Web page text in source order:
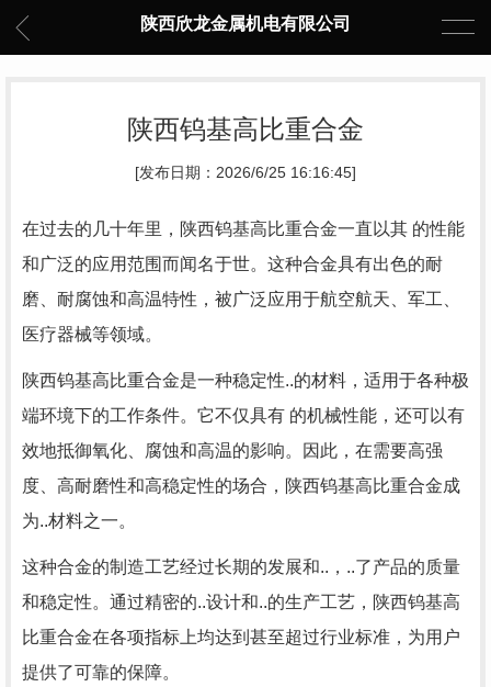
陕西欣龙金属机电有限公司
陕西钨基高比重合金
[发布日期：2026/6/25 16:16:45]
在过去的几十年里，陕西钨基高比重合金一直以其 的性能
和广泛的应用范围而闻名于世。这种合金具有出色的耐
磨、耐腐蚀和高温特性，被广泛应用于航空航天、军工、
医疗器械等领域。
陕西钨基高比重合金是一种稳定性..的材料，适用于各种极
端环境下的工作条件。它不仅具有 的机械性能，还可以有
效地抵御氧化、腐蚀和高温的影响。因此，在需要高强
度、高耐磨性和高稳定性的场合，陕西钨基高比重合金成
为..材料之一。
这种合金的制造工艺经过长期的发展和..，..了产品的质量
和稳定性。通过精密的..设计和..的生产工艺，陕西钨基高
比重合金在各项指标上均达到甚至超过行业标准，为用户
提供了可靠的保障。